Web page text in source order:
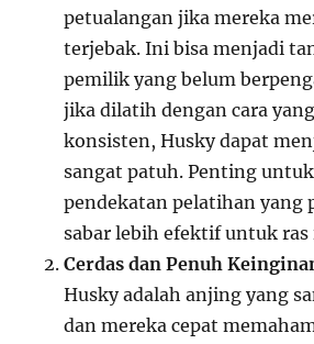
petualangan jika mereka
terjebak. Ini bisa menjadi
pemilik yang belum
jika dilatih dengan cara
konsisten, Husky dapat
sangat patuh. Penting
pendekatan pelatihan yang
sabar lebih efektif untuk ras
Cerdas dan Penuh
Husky adalah anjing yang
dan mereka cepat